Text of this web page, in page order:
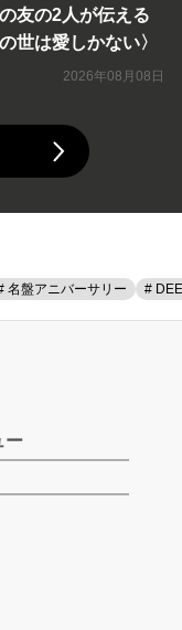
友の2人が伝える
世は愛しかない〉
2026年08月08日
名盤アニバーサリー #
ー